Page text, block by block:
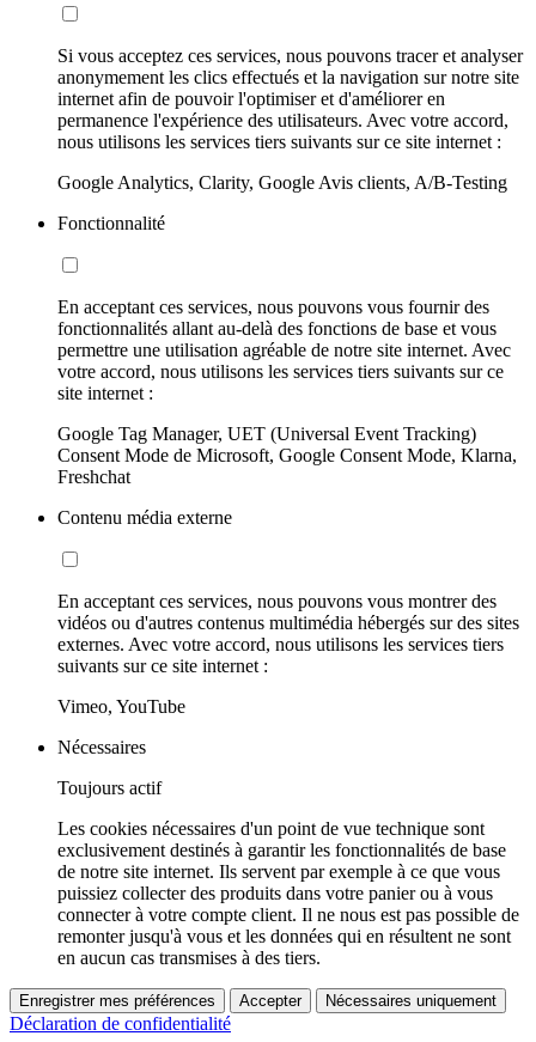
Si vous acceptez ces services, nous pouvons tracer et analyser
anonymement les clics effectués et la navigation sur notre site
internet afin de pouvoir l'optimiser et d'améliorer en
permanence l'expérience des utilisateurs. Avec votre accord,
nous utilisons les services tiers suivants sur ce site internet :
Google Analytics, Clarity, Google Avis clients, A/B-Testing
Fonctionnalité
En acceptant ces services, nous pouvons vous fournir des
fonctionnalités allant au-delà des fonctions de base et vous
permettre une utilisation agréable de notre site internet. Avec
votre accord, nous utilisons les services tiers suivants sur ce
site internet :
Google Tag Manager, UET (Universal Event Tracking)
Consent Mode de Microsoft, Google Consent Mode, Klarna,
Freshchat
Contenu média externe
En acceptant ces services, nous pouvons vous montrer des
vidéos ou d'autres contenus multimédia hébergés sur des sites
externes. Avec votre accord, nous utilisons les services tiers
suivants sur ce site internet :
Vimeo, YouTube
Nécessaires
Toujours actif
Les cookies nécessaires d'un point de vue technique sont
exclusivement destinés à garantir les fonctionnalités de base
de notre site internet. Ils servent par exemple à ce que vous
puissiez collecter des produits dans votre panier ou à vous
connecter à votre compte client. Il ne nous est pas possible de
remonter jusqu'à vous et les données qui en résultent ne sont
en aucun cas transmises à des tiers.
Enregistrer mes préférences Accepter Nécessaires uniquement
Déclaration de confidentialité